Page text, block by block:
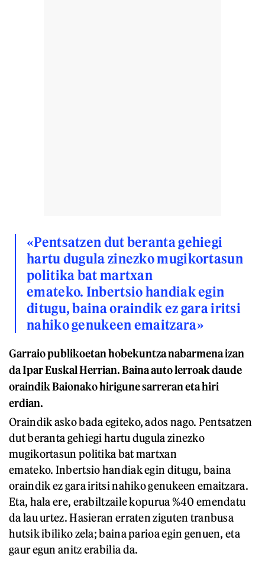
«Pentsatzen dut beranta gehiegi
hartu dugula zinezko mugikortasun
politika bat martxan
emateko. Inbertsio handiak egin
ditugu, baina oraindik ez gara iritsi
nahiko genukeen emaitzara»
Garraio publikoetan hobekuntza nabarmena izan
da Ipar Euskal Herrian. Baina auto lerroak daude
oraindik Baionako hirigune sarreran eta hiri
erdian.
Oraindik asko bada egiteko, ados nago. Pentsatzen
dut beranta gehiegi hartu dugula zinezko
mugikortasun politika bat martxan
emateko. Inbertsio handiak egin ditugu, baina
oraindik ez gara iritsi nahiko genukeen emaitzara.
Eta, hala ere, erabiltzaile kopurua %40 emendatu
da lau urtez. Hasieran erraten ziguten tranbusa
hutsik ibiliko zela; baina parioa egin genuen, eta
gaur egun anitz erabilia da.